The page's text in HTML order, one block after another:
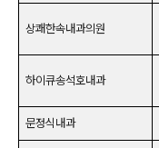
상쾌한속내과의원
하이큐송석호내과
문정식내과